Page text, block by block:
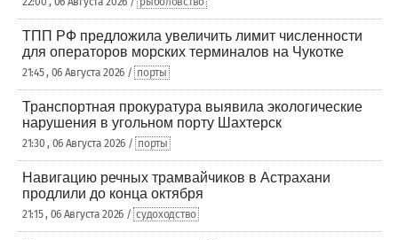
ТПП РФ предложила увеличить лимит численности
для операторов морских терминалов на Чукотке
21:45 , 06 Августа 2026 / порты
Транспортная прокуратура выявила экологические
нарушения в угольном порту Шахтерск
21:30 , 06 Августа 2026 / порты
Навигацию речных трамвайчиков в Астрахани
продлили до конца октября
21:15 , 06 Августа 2026 / судоходство